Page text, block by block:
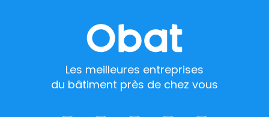
Les meilleures entreprises
du bâtiment près de chez vous